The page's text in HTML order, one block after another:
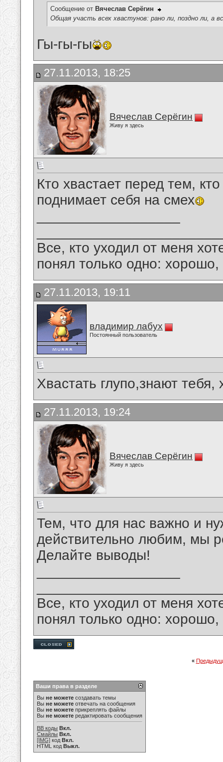
Сообщение от Вячеслав Серёгин
Общая участь всех хвастунов: рано ли, поздно ли, а
Гы-гы-гы
27.11.2013, 18:25
Вячеслав Серёгин
Живу я здесь
Кто хвастает перед тем,
поднимает себя на смех
Все, кто уходил от меня
понял только одно:
27.11.2013, 19:11
владимир лабух
Постоянный пользователь
Хвастать глупо,знают тебя,
27.11.2013, 19:24
Вячеслав Серёгин
Живу я здесь
Тем, что для нас важно и
действительно любим, мы
Делайте выводы!
Все, кто уходил от меня
понял только одно:
«
Ваши права в разделе
Вы не можете создавать темы
Вы не можете отвечать на сообщения
Вы не можете прикреплять файлы
Вы не можете редактировать сообщения
BB коды Вкл.
Смайлы Вкл.
[IMG] код Вкл.
HTML код Выкл.